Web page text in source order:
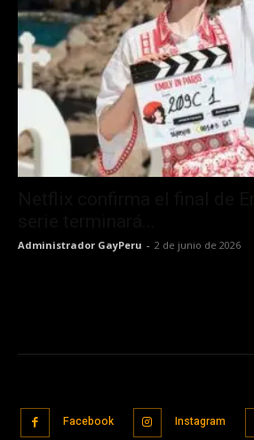
Administrador GayPeru - 2 de junio de 2026
Facebook Instagram